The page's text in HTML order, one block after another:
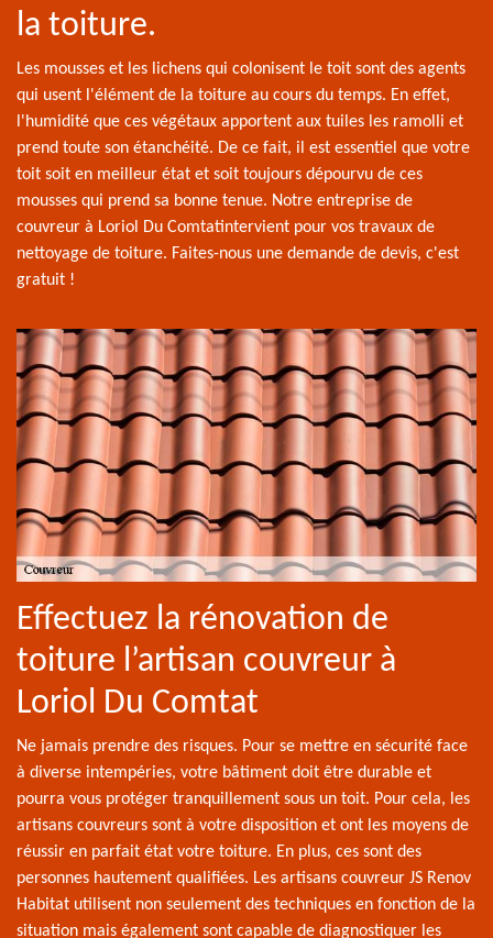
la toiture.
Les mousses et les lichens qui colonisent le toit sont des agents
qui usent l'élément de la toiture au cours du temps. En effet,
l'humidité que ces végétaux apportent aux tuiles les ramolli et
prend toute son étanchéité. De ce fait, il est essentiel que votre
toit soit en meilleur état et soit toujours dépourvu de ces
mousses qui prend sa bonne tenue. Notre entreprise de
couvreur à Loriol Du Comtatintervient pour vos travaux de
nettoyage de toiture. Faites-nous une demande de devis, c'est
gratuit !
Effectuez la rénovation de
toiture l’artisan couvreur à
Loriol Du Comtat
Ne jamais prendre des risques. Pour se mettre en sécurité face
à diverse intempéries, votre bâtiment doit être durable et
pourra vous protéger tranquillement sous un toit. Pour cela, les
artisans couvreurs sont à votre disposition et ont les moyens de
réussir en parfait état votre toiture. En plus, ces sont des
personnes hautement qualifiées. Les artisans couvreur JS Renov
Habitat utilisent non seulement des techniques en fonction de la
situation mais également sont capable de diagnostiquer les